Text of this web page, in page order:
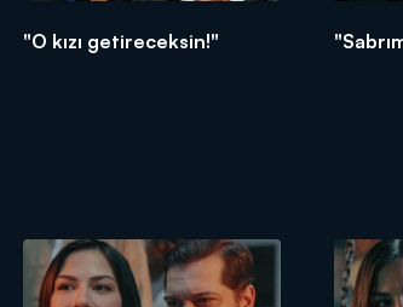
"O kızı getireceksin!"